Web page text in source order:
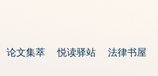
论文集萃 悦读驿站 法律书屋